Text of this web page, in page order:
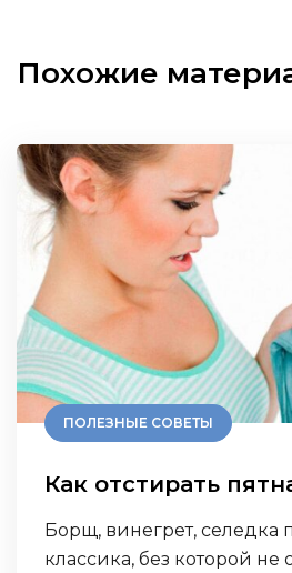
Похожие
ПОЛЕЗНЫЕ СОВЕТЫ
Как отстирать
Борщ, винегрет, селедка
классика, без которой не